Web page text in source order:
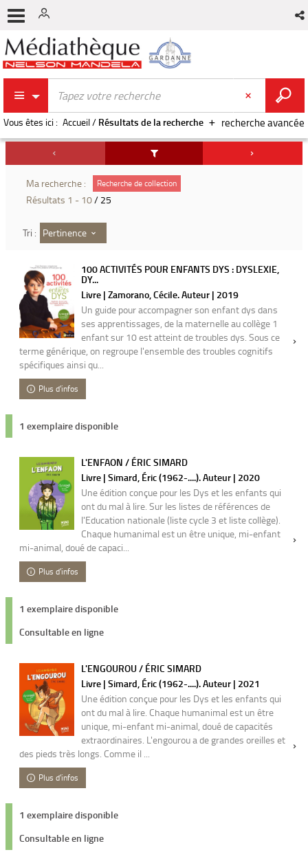
recherche avancée
Vous êtes ici : Accueil/ Résultats de la recherche
Ma recherche : Recherche de collection
Résultats 1 - 10/ 25
Tri : Pertinence
100 ACTIVITÉS POUR ENFANTS DYS : DYSLEXIE,
DY...
Livre | Zamorano, Cécile. Auteur | 2019
Un guide pour accompagner son enfant dys dans
ses apprentissages, de la maternelle au collège 1
enfant sur 10 est atteint de troubles dys. Sous ce
terme générique, on regroupe l'ensemble des troubles cognitifs
spécifiques ainsi qu...
Plus d'infos
1 exemplaire disponible
L'ENFAON / ÉRIC SIMARD
Livre | Simard, Éric (1962-....). Auteur | 2020
Une édition conçue pour les Dys et les enfants qui
ont du mal à lire. Sur les listes de références de
l'Education nationale (liste cycle 3 et liste collège).
Chaque humanimal est un être unique, mi-enfant
mi-animal, doué de capaci...
Plus d'infos
1 exemplaire disponible
Consultable en ligne
L'ENGOUROU / ÉRIC SIMARD
Livre | Simard, Éric (1962-....). Auteur | 2021
Une édition conçue pour les Dys et les enfants qui
ont du mal à lire. Chaque humanimal est un être
unique, mi-enfant mi-animal, doué de capacités
extraordinaires. L'engourou a de grandes oreilles et
des pieds très longs. Comme il ...
Plus d'infos
1 exemplaire disponible
Consultable en ligne